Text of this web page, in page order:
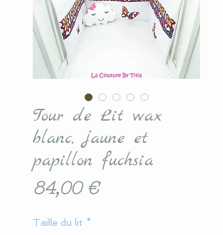
Tour de Lit wax
blanc, jaune et
papillon fuchsia
84,00 €Prix
Taille du lit *